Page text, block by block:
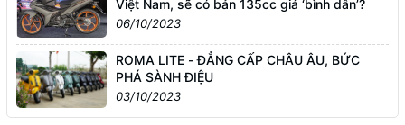
Việt Nam, sẽ có bản 135cc giá ‘bình dân’?
06/10/2023
ROMA LITE - ĐẲNG CẤP CHÂU ÂU, BỨC
PHÁ SÀNH ĐIỆU
03/10/2023